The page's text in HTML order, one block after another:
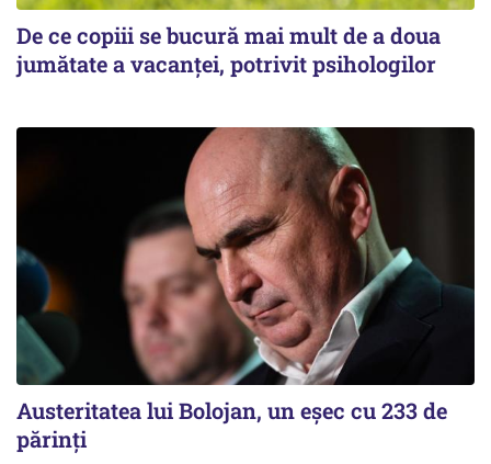
De ce copiii se bucură mai mult de a doua
jumătate a vacanței, potrivit psihologilor
Austeritatea lui Bolojan, un eșec cu 233 de
părinți